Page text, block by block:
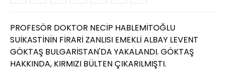
PROFESÖR DOKTOR NECİP HABLEMİTOĞLU
SUİKASTİNİN FİRARİ ZANLISI EMEKLİ ALBAY LEVENT
GÖKTAŞ BULGARİSTAN'DA YAKALANDI. GÖKTAŞ
HAKKINDA, KIRMIZI BÜLTEN ÇIKARILMIŞTI.